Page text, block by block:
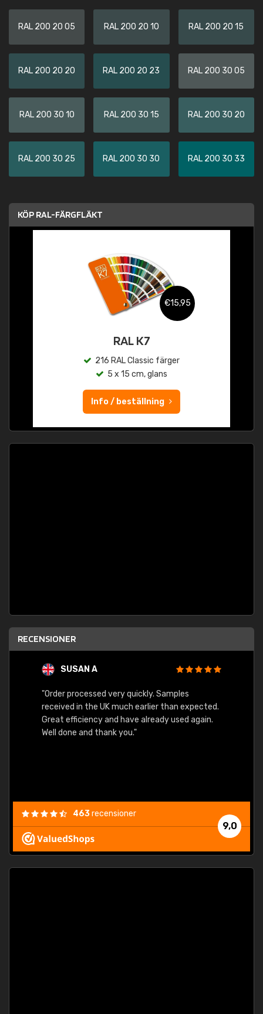
RAL 200 20 05 RAL 200 20 10 RAL 200 20 15
RAL 200 20 20 RAL 200 20 23 RAL 200 30 05
RAL 200 30 10 RAL 200 30 15 RAL 200 30 20
RAL 200 30 25 RAL 200 30 30 RAL 200 30 33
KÖP RAL-FÄRGFLÄKT
€15,95
RAL K7
216 RAL Classic färger
5 x 15 cm, glans
Info / beställning
RECENSIONER
SUSAN A
"Order processed very quickly. Samples
received in the UK much earlier than expected.
Great efficiency and have already used again.
Well done and thank you."
9,0
463recensioner